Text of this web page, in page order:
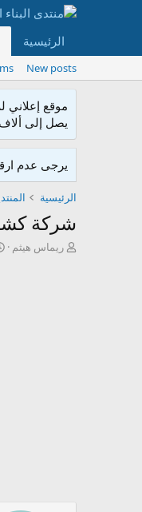
الرئيسية
New posts
موقع إعلاني
يصل إلى ألاف
يرجى عدم
الرئيسية
شركة كشف
كريماس هيثم